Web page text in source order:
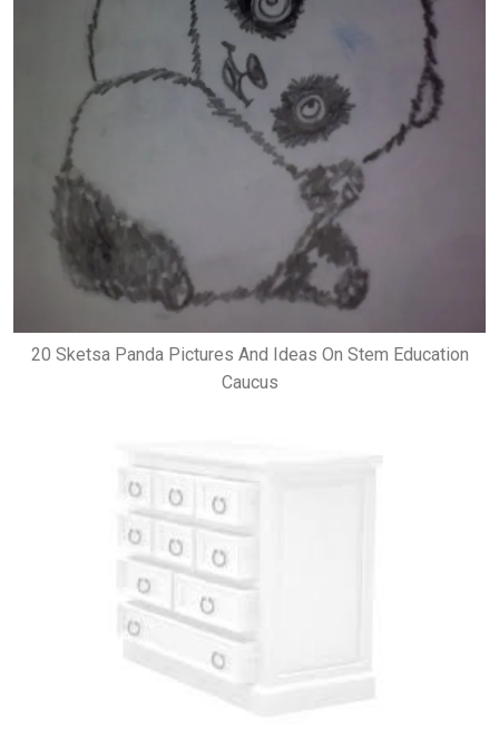
20 Sketsa Panda Pictures And Ideas On Stem Education
Caucus